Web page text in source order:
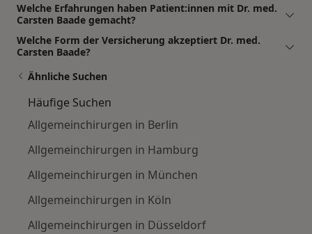
Welche Erfahrungen haben Patient:innen mit Dr. med.
Carsten Baade gemacht?
Welche Form der Versicherung akzeptiert Dr. med.
Carsten Baade?
Ähnliche Suchen
Häufige Suchen
Allgemeinchirurgen in Berlin
Allgemeinchirurgen in Hamburg
Allgemeinchirurgen in München
Allgemeinchirurgen in Köln
Allgemeinchirurgen in Düsseldorf